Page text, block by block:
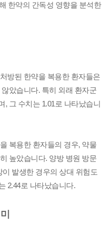
한약의 간독성 영향을 분석한
방된 한약을 복용한 환자들은
았습니다. 특히 외래 환자군
, 그 수치는 1.01로 나타났습니
복용한 환자들의 경우, 약물
높았습니다. 양방 병원 방문
발생한 경우의 상대 위험도
2.44로 나타났습니다.